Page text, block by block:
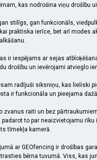
kas nodrošina viņu drošību
stilīgs, gan funkcionāls,
praktiska ierīce, bet arī
ir iespējams ar sejas
drošību un ievērojami atvieglo
radījuši siksniņu, kas lieliski
ir funkcionāla un pieejama
raiti un bez
to par neaizvietojamu
tīmekļa kamerā.
ar GEOfencing ir drošības
bērna tuvumā. Viss, kas